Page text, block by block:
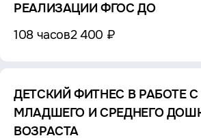
РЕАЛИЗАЦИИ ФГОС ДО
108 часов2 400 ₽
ДЕТСКИЙ ФИТНЕС В РАБОТЕ
МЛАДШЕГО И СРЕДНЕГО
ВОЗРАСТА